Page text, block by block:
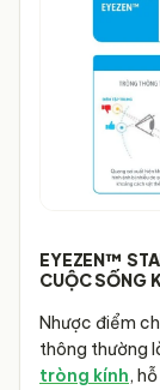
EYEZEN™
CUỘC SỐNG
Nhược điểm
thông thường
tròng kính,